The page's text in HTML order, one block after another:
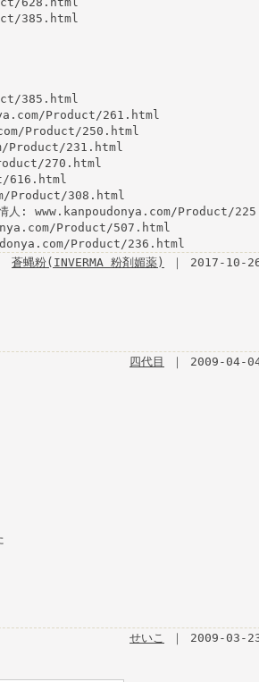
385.html
385.html
Product/261.html
Product/250.html
Product/231.html
270.html
616.html
Product/308.html
情人: www.kanpoudonya.com/Product/
Product/507.html
Product/236.html
蒼蝿粉(INVERMA 粉剤媚薬)
｜ 2017-10-
四代目
｜ 2009-04-
せいこ
｜ 2009-03-